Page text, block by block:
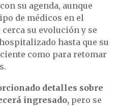
su agenda, aunque
de médicos en el
su evolución y se
hasta que su
como para retomar
detalles sobre
ingresado, pero se